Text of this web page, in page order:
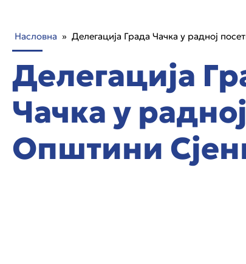
Насловна » Делегација Града Чачка у радној
Делегација
Чачка у
Општини